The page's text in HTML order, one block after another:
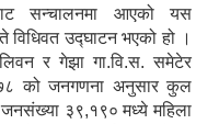
सन्चालनमा आएको यस
उद्घाटन भएको हो ।
र गेझा गा.वि.स. समेटेर
को जनगणना अनुसार कुल
३९,१९० मध्ये महिला